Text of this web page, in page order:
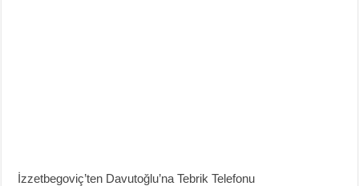
İzzetbegoviç’ten Davutoğlu’na Tebrik Telefonu